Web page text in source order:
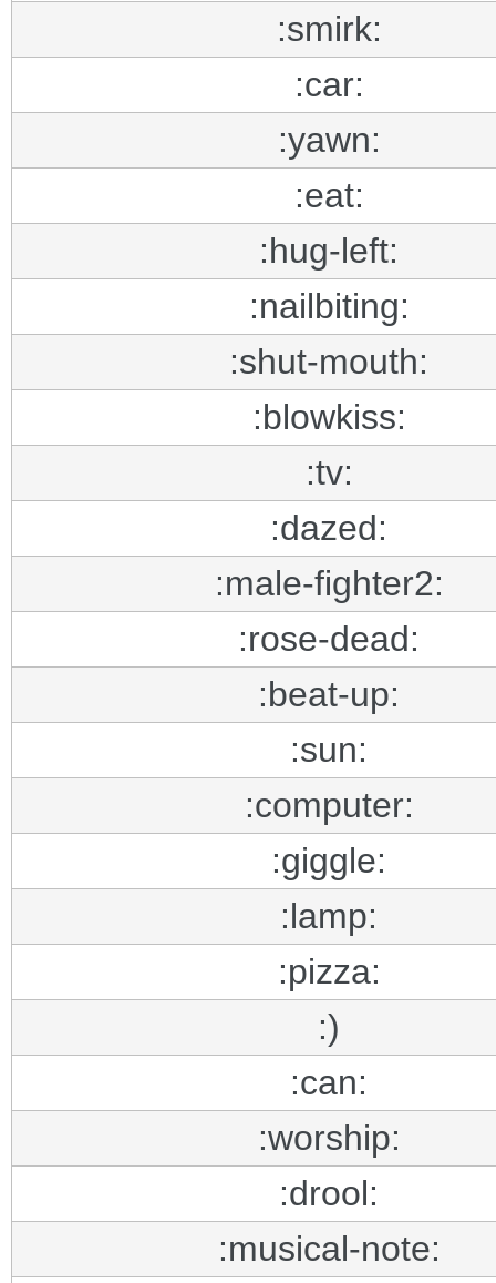
:smirk:
:car:
:yawn:
:eat:
:hug-left:
:nailbiting:
:shut-mouth:
:blowkiss:
:tv:
:dazed:
:male-fighter2:
:rose-dead:
:beat-up:
:sun:
:computer:
:giggle:
:lamp:
:pizza:
:)
:can:
:worship:
:drool:
:musical-note: